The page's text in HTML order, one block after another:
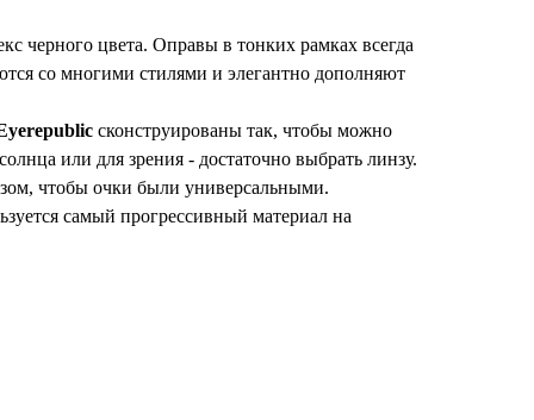
черного цвета. Оправы в тонких рамках всегда
со многими стилями и элегантно дополняют
сконструированы так, чтобы можно
или для зрения - достаточно выбрать линзу.
чтобы очки были универсальными.
самый прогрессивный материал на